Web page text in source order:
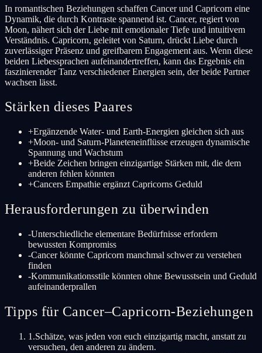
In romantischen Beziehungen schaffen Cancer und Capricorn eine
Dynamik, die durch Kontraste spannend ist. Cancer, regiert von
Moon, nähert sich der Liebe mit emotionaler Tiefe und intuitivem
Verständnis. Capricorn, geleitet von Saturn, drückt Liebe durch
zuverlässiger Präsenz und greifbarem Engagement aus. Wenn diese
beiden Liebessprachen aufeinandertreffen, kann das Ergebnis ein
faszinierender Tanz verschiedener Energien sein, der beide Partner
wachsen lässt.
Stärken dieses Paares
+Ergänzende Water- und Earth-Energien gleichen sich aus
+Moon- und Saturn-Planeteneinflüsse erzeugen dynamische
Spannung und Wachstum
+Beide Zeichen bringen einzigartige Stärken mit, die dem
anderen fehlen könnten
+Cancers Empathie ergänzt Capricorns Geduld
Herausforderungen zu überwinden
-Unterschiedliche elementare Bedürfnisse erfordern
bewussten Kompromiss
-Cancer könnte Capricorn manchmal schwer zu verstehen
finden
-Kommunikationsstile könnten ohne Bewusstsein und Geduld
aufeinanderprallen
Tipps für Cancer–Capricorn-Beziehungen
1 .Schätze, was jeden von euch einzigartig macht, anstatt zu
versuchen, den anderen zu ändern.